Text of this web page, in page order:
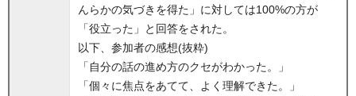
んらかの気づきを得た」に対しては100%の方が
「役立った」と回答をされた。
以下、参加者の感想(抜粋)
「自分の話の進め方のクセがわかった。」
「個々に焦点をあてて、よく理解できた。」